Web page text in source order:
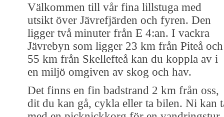
Välkommen till vår fina lillstuga med
utsikt över Jävrefjärden och fyren. Den
ligger två minuter från E 4:an. I vackra
Jävrebyn som ligger 23 km från Piteå och
55 km från Skellefteå kan du koppla av i
en miljö omgiven av skog och hav.
Det finns en fin badstrand 2 km från oss,
dit du kan gå, cykla eller ta bilen. Ni kan